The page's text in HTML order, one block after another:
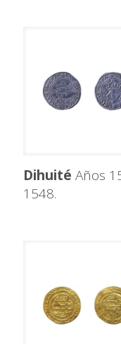
Dihuité Años
1548.